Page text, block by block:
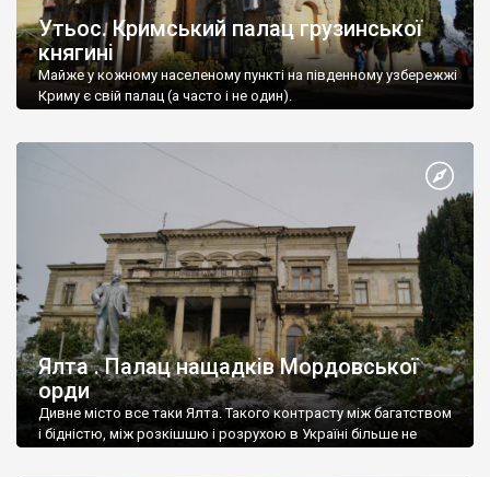
Утьос. Кримський палац грузинської
княгині
Майже у кожному населеному пункті на південному узбережжі
Криму є свій палац (а часто і не один).
Ялта . Палац нащадків Мордовської
орди
Дивне місто все таки Ялта. Такого контрасту між багатством
і бідністю, між розкішшю і розрухою в Україні більше не